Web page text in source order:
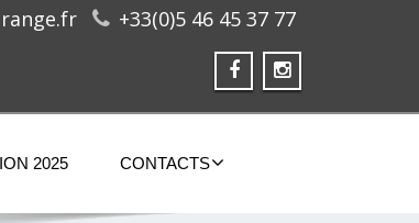
+33(0)5 46 45 37 77
2025 CONTACTS